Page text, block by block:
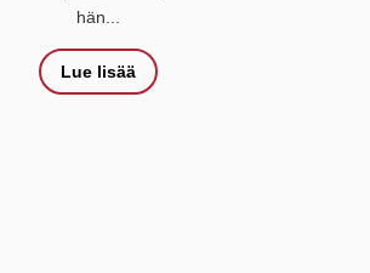
hän...
Lue lisää